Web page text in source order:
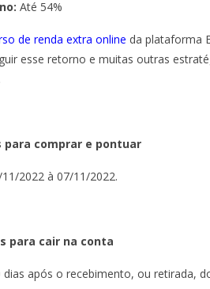
Até 54%
de renda extra online da plataforma
esse retorno e muitas outras
para comprar e pontuar
2022 à 07/11/2022.
para cair na conta
dias após o recebimento, ou retirada,